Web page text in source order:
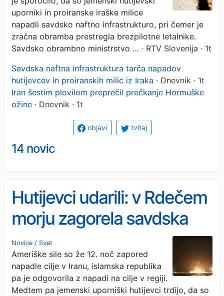
uporniki in proiranske iraške milice
napadli savdsko naftno infrastrukturo, pri čemer je
zračna obramba prestregla brezpilotne letalnike.
Savdsko obrambno ministrstvo … · RTV Slovenija · 1t
Savdska naftna infrastruktura tarča napadov
hutijevcev in proiranskih milic iz Iraka · Dnevnik · 1t
Iran šestim plovilom preprečil prečkanje Hormuške
ožine · Dnevnik · 1t
objavi tvitaj
14 novic
Hutijevci udarili: v Rdečem
morju zagorela savdska
tankerja (VIDEO)
Novice / Svet
Ameriške sile so že 12. noč zapored
napadle cilje v Iranu, islamska republika
pa je odgovorila z napadi na cilje v regiji.
Medtem pa jemenski uporniški hutijevci trdijo, da so